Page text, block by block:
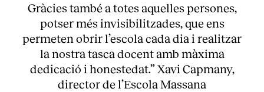
Gràcies també a totes aquelles persones,
potser més invisibilitzades, que ens
permeten obrir l’escola cada dia i realitzar
la nostra tasca docent amb màxima
dedicació i honestedat.” Xavi Capmany,
director de l’Escola Massana